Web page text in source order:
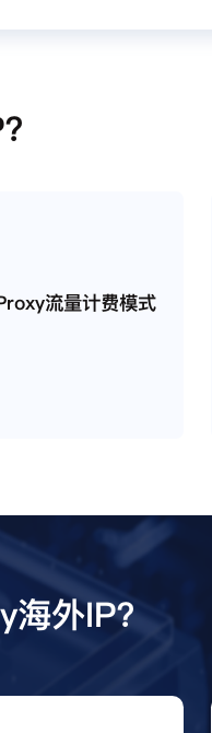
流量计费模式
海外IP？